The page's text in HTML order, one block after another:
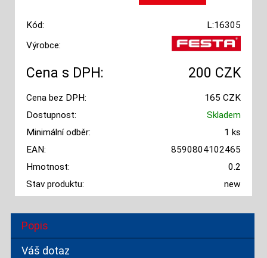
Kód:
L:16305
Výrobce:
Cena s DPH: 200 CZK
Cena bez DPH:
165 CZK
Dostupnost:
Skladem
Minimální odběr:
1 ks
EAN:
8590804102465
Hmotnost:
0.2
Stav produktu:
new
Popis
Váš dotaz